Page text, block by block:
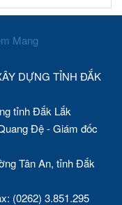
DỰNG TỈNH ĐẮK
tỉnh Đắk Lắk
Đệ - Giám đốc
Tân An, tỉnh Đắk
(0262) 3.851.295